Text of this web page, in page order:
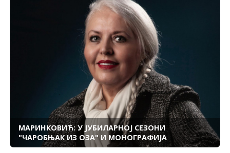
МАРИНКОВИЋ: У ЈУБИЛАРНОЈ СЕЗОНИ
"ЧАРОБЊАК ИЗ ОЗА" И МОНОГРАФИЈА